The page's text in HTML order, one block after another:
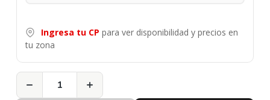
Ingresa tu CP para ver disponibilidad y precios en
tu zona
− +